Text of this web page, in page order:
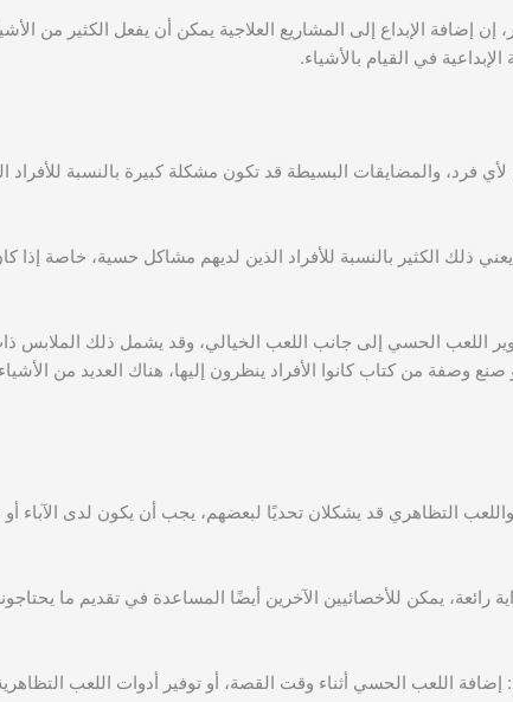
إضافة الإبداع إلى المشاريع العلاجية يمكن أن يفعل الكثير من
في القيام بالأشياء.
فرد، والمضايقات البسيطة قد تكون مشكلة كبيرة بالنسبة للأفراد
ذلك الكثير بالنسبة للأفراد الذين لديهم مشاكل حسية، خاصة إذا
اللعب الحسي إلى جانب اللعب الخيالي، وقد يشمل ذلك الملابس
صنع وصفة من كتاب كانوا الأفراد ينظرون إليها، هناك العديد من
التظاهري قد يشكلان تحديًا لبعضهم، يجب أن يكون لدى الآباء
رائعة، يمكن للأخصائيين الآخرين أيضًا المساعدة في تقديم ما
اللعب الحسي أثناء وقت القصة، أو توفير أدوات اللعب